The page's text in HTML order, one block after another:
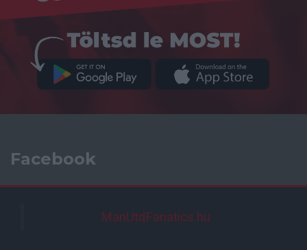
Facebook
ManUtdFanatics.hu